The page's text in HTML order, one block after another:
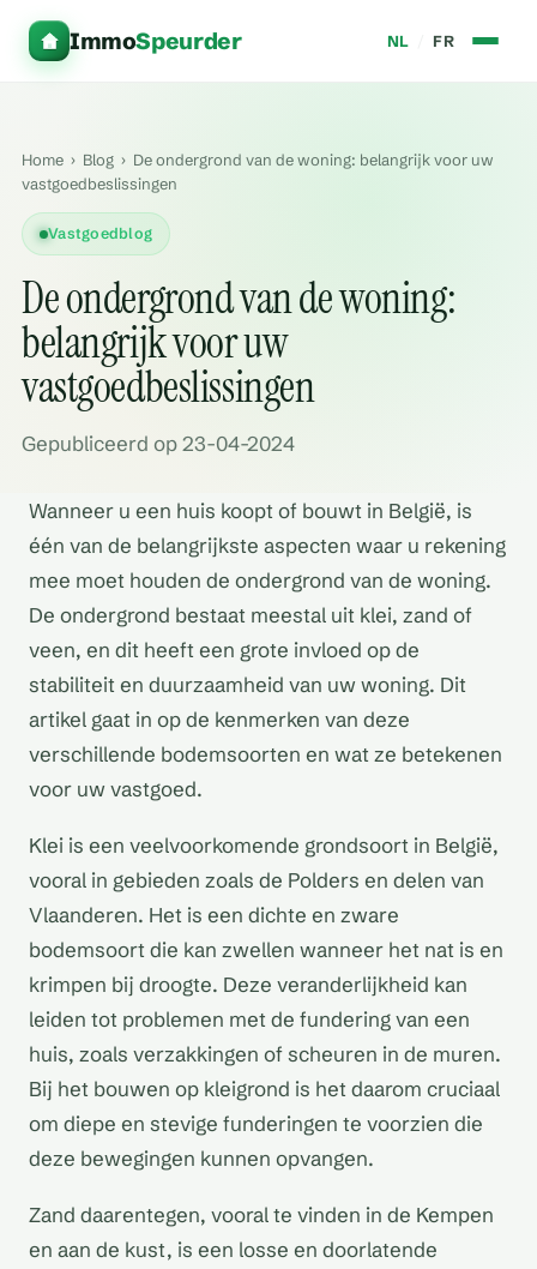
ImmoSpeurder NL FR
Home › Blog › De ondergrond van de woning: belangrijk voor uw
vastgoedbeslissingen
Vastgoedblog
De ondergrond van de woning:
belangrijk voor uw
vastgoedbeslissingen
Gepubliceerd op 23-04-2024
Wanneer u een huis koopt of bouwt in België, is
één van de belangrijkste aspecten waar u rekening
mee moet houden de ondergrond van de woning.
De ondergrond bestaat meestal uit klei, zand of
veen, en dit heeft een grote invloed op de
stabiliteit en duurzaamheid van uw woning. Dit
artikel gaat in op de kenmerken van deze
verschillende bodemsoorten en wat ze betekenen
voor uw vastgoed.
Klei is een veelvoorkomende grondsoort in België,
vooral in gebieden zoals de Polders en delen van
Vlaanderen. Het is een dichte en zware
bodemsoort die kan zwellen wanneer het nat is en
krimpen bij droogte. Deze veranderlijkheid kan
leiden tot problemen met de fundering van een
huis, zoals verzakkingen of scheuren in de muren.
Bij het bouwen op kleigrond is het daarom cruciaal
om diepe en stevige funderingen te voorzien die
deze bewegingen kunnen opvangen.
Zand daarentegen, vooral te vinden in de Kempen
en aan de kust, is een losse en doorlatende